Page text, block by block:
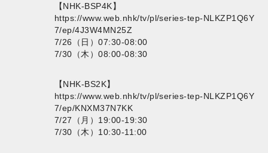
【NHK-BSP4K】
https://www.web.nhk/tv/pl/series-tep-NLKZP1Q6Y
7/ep/4J3W4MN25Z
7/26（日）07:30-08:00
7/30（木）08:00-08:30
【NHK-BS2K】
https://www.web.nhk/tv/pl/series-tep-NLKZP1Q6Y
7/ep/KNXM37N7KK
7/27（月）19:00-19:30
7/30（木）10:30-11:00